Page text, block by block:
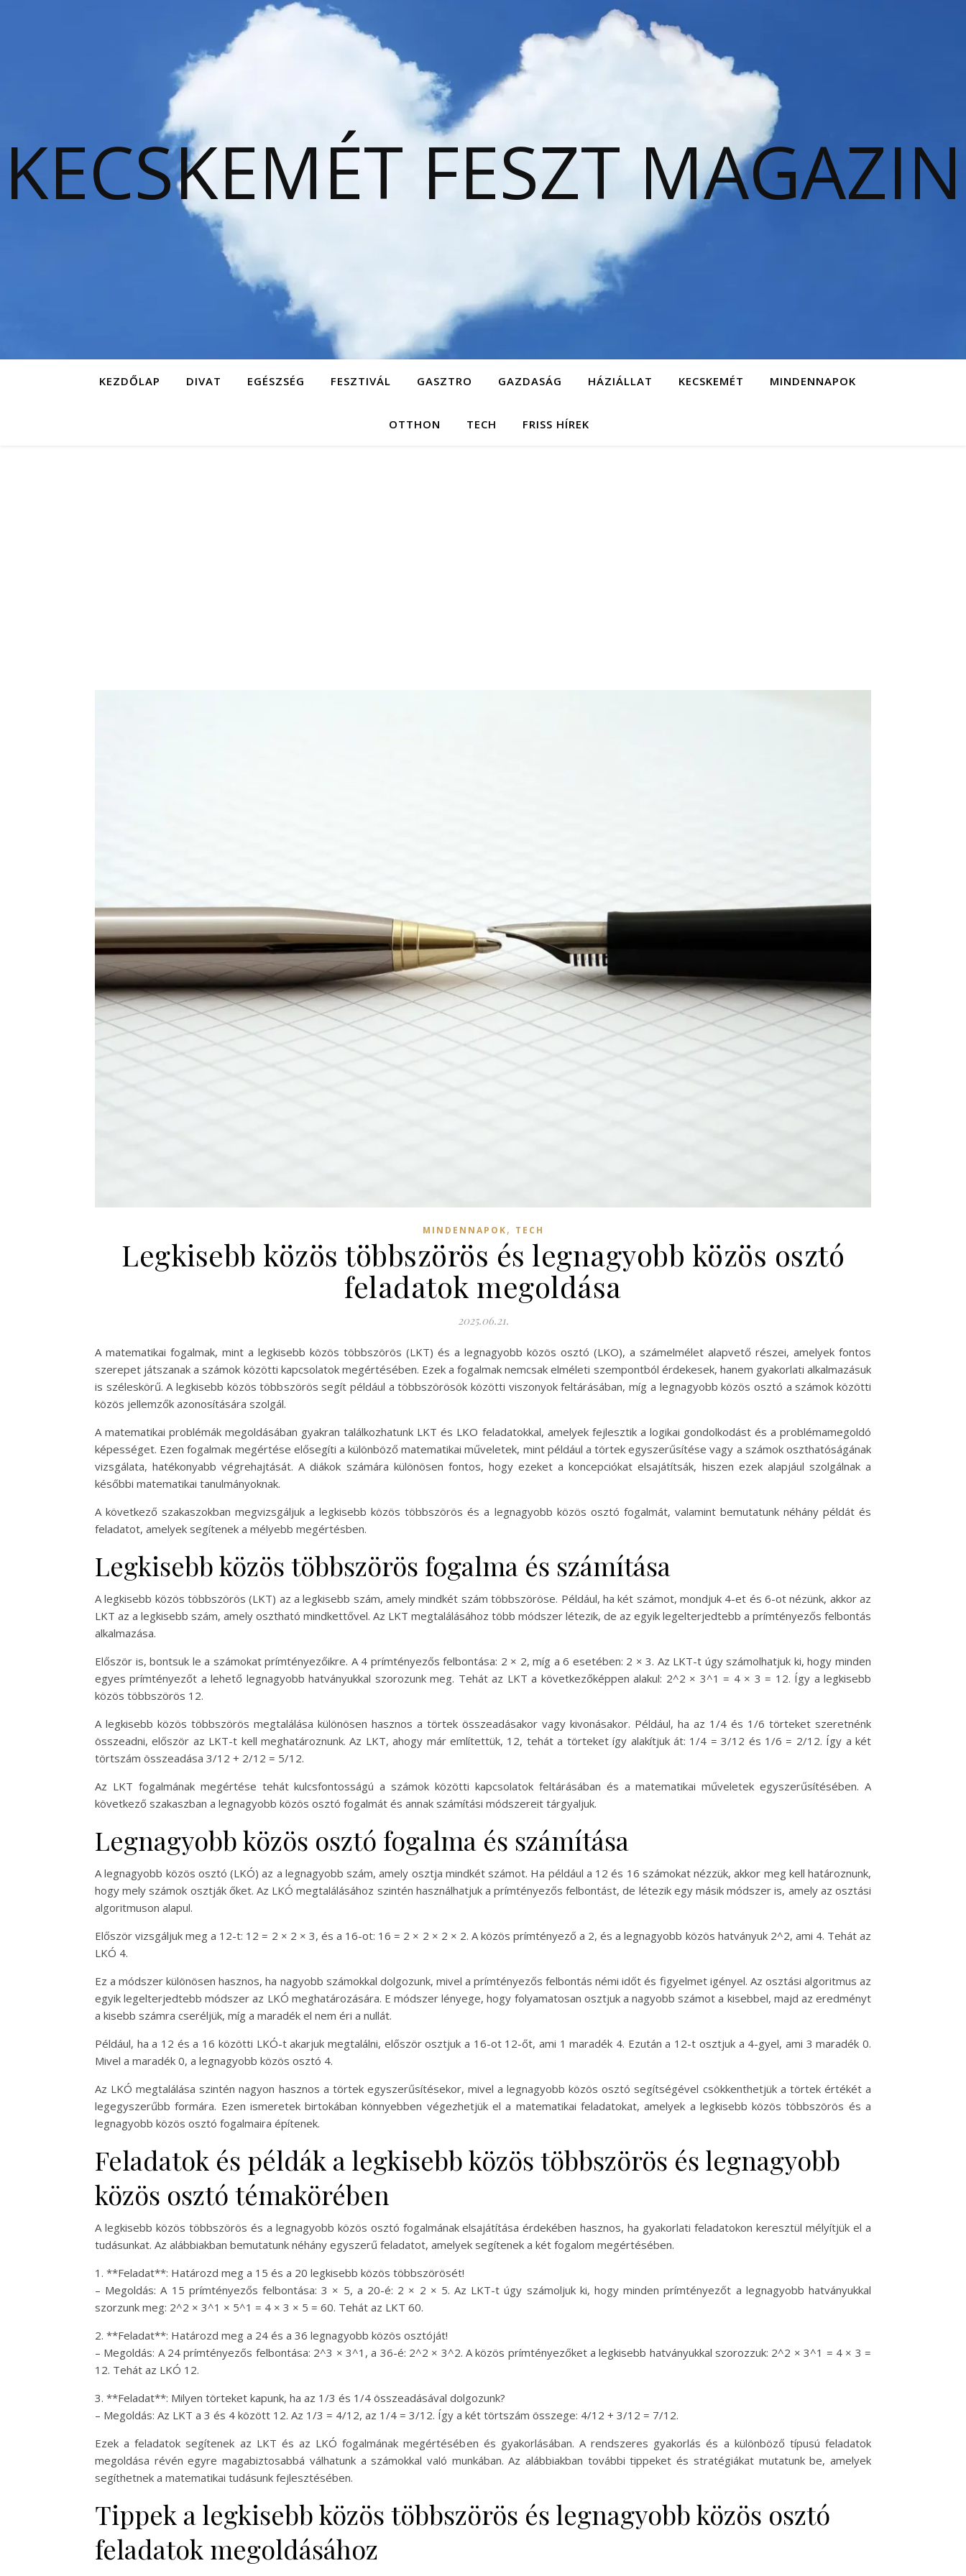
KECSKEMÉT FESZT MAGAZIN
KEZDŐLAP DIVAT EGÉSZSÉG FESZTIVÁL GASZTRO GAZDASÁG HÁZIÁLLAT KECSKEMÉT MINDENNAPOK
OTTHON TECH FRISS HÍREK
MINDENNAPOK, TECH
Legkisebb közös többszörös és legnagyobb közös osztó
feladatok megoldása
2025.06.21.
A matematikai fogalmak, mint a legkisebb közös többszörös (LKT) és a legnagyobb közös osztó (LKO), a számelmélet alapvető részei, amelyek fontos
szerepet játszanak a számok közötti kapcsolatok megértésében. Ezek a fogalmak nemcsak elméleti szempontból érdekesek, hanem gyakorlati alkalmazásuk
is széleskörű. A legkisebb közös többszörös segít például a többszörösök közötti viszonyok feltárásában, míg a legnagyobb közös osztó a számok közötti
közös jellemzők azonosítására szolgál.
A matematikai problémák megoldásában gyakran találkozhatunk LKT és LKO feladatokkal, amelyek fejlesztik a logikai gondolkodást és a problémamegoldó
képességet. Ezen fogalmak megértése elősegíti a különböző matematikai műveletek, mint például a törtek egyszerűsítése vagy a számok oszthatóságának
vizsgálata, hatékonyabb végrehajtását. A diákok számára különösen fontos, hogy ezeket a koncepciókat elsajátítsák, hiszen ezek alapjául szolgálnak a
későbbi matematikai tanulmányoknak.
A következő szakaszokban megvizsgáljuk a legkisebb közös többszörös és a legnagyobb közös osztó fogalmát, valamint bemutatunk néhány példát és
feladatot, amelyek segítenek a mélyebb megértésben.
Legkisebb közös többszörös fogalma és számítása
A legkisebb közös többszörös (LKT) az a legkisebb szám, amely mindkét szám többszöröse. Például, ha két számot, mondjuk 4-et és 6-ot nézünk, akkor az
LKT az a legkisebb szám, amely osztható mindkettővel. Az LKT megtalálásához több módszer létezik, de az egyik legelterjedtebb a prímtényezős felbontás
alkalmazása.
Először is, bontsuk le a számokat prímtényezőikre. A 4 prímtényezős felbontása: 2 × 2, míg a 6 esetében: 2 × 3. Az LKT-t úgy számolhatjuk ki, hogy minden
egyes prímtényezőt a lehető legnagyobb hatványukkal szorozunk meg. Tehát az LKT a következőképpen alakul: 2^2 × 3^1 = 4 × 3 = 12. Így a legkisebb
közös többszörös 12.
A legkisebb közös többszörös megtalálása különösen hasznos a törtek összeadásakor vagy kivonásakor. Például, ha az 1/4 és 1/6 törteket szeretnénk
összeadni, először az LKT-t kell meghatároznunk. Az LKT, ahogy már említettük, 12, tehát a törteket így alakítjuk át: 1/4 = 3/12 és 1/6 = 2/12. Így a két
törtszám összeadása 3/12 + 2/12 = 5/12.
Az LKT fogalmának megértése tehát kulcsfontosságú a számok közötti kapcsolatok feltárásában és a matematikai műveletek egyszerűsítésében. A
következő szakaszban a legnagyobb közös osztó fogalmát és annak számítási módszereit tárgyaljuk.
Legnagyobb közös osztó fogalma és számítása
A legnagyobb közös osztó (LKÓ) az a legnagyobb szám, amely osztja mindkét számot. Ha például a 12 és 16 számokat nézzük, akkor meg kell határoznunk,
hogy mely számok osztják őket. Az LKÓ megtalálásához szintén használhatjuk a prímtényezős felbontást, de létezik egy másik módszer is, amely az osztási
algoritmuson alapul.
Először vizsgáljuk meg a 12-t: 12 = 2 × 2 × 3, és a 16-ot: 16 = 2 × 2 × 2 × 2. A közös prímtényező a 2, és a legnagyobb közös hatványuk 2^2, ami 4. Tehát az
LKÓ 4.
Ez a módszer különösen hasznos, ha nagyobb számokkal dolgozunk, mivel a prímtényezős felbontás némi időt és figyelmet igényel. Az osztási algoritmus az
egyik legelterjedtebb módszer az LKÓ meghatározására. E módszer lényege, hogy folyamatosan osztjuk a nagyobb számot a kisebbel, majd az eredményt
a kisebb számra cseréljük, míg a maradék el nem éri a nullát.
Például, ha a 12 és a 16 közötti LKÓ-t akarjuk megtalálni, először osztjuk a 16-ot 12-őt, ami 1 maradék 4. Ezután a 12-t osztjuk a 4-gyel, ami 3 maradék 0.
Mivel a maradék 0, a legnagyobb közös osztó 4.
Az LKÓ megtalálása szintén nagyon hasznos a törtek egyszerűsítésekor, mivel a legnagyobb közös osztó segítségével csökkenthetjük a törtek értékét a
legegyszerűbb formára. Ezen ismeretek birtokában könnyebben végezhetjük el a matematikai feladatokat, amelyek a legkisebb közös többszörös és a
legnagyobb közös osztó fogalmaira építenek.
Feladatok és példák a legkisebb közös többszörös és legnagyobb
közös osztó témakörében
A legkisebb közös többszörös és a legnagyobb közös osztó fogalmának elsajátítása érdekében hasznos, ha gyakorlati feladatokon keresztül mélyítjük el a
tudásunkat. Az alábbiakban bemutatunk néhány egyszerű feladatot, amelyek segítenek a két fogalom megértésében.
1. **Feladat**: Határozd meg a 15 és a 20 legkisebb közös többszörösét!
– Megoldás: A 15 prímtényezős felbontása: 3 × 5, a 20-é: 2 × 2 × 5. Az LKT-t úgy számoljuk ki, hogy minden prímtényezőt a legnagyobb hatványukkal
szorzunk meg: 2^2 × 3^1 × 5^1 = 4 × 3 × 5 = 60. Tehát az LKT 60.
2. **Feladat**: Határozd meg a 24 és a 36 legnagyobb közös osztóját!
– Megoldás: A 24 prímtényezős felbontása: 2^3 × 3^1, a 36-é: 2^2 × 3^2. A közös prímtényezőket a legkisebb hatványukkal szorozzuk: 2^2 × 3^1 = 4 × 3 =
12. Tehát az LKÓ 12.
3. **Feladat**: Milyen törteket kapunk, ha az 1/3 és 1/4 összeadásával dolgozunk?
– Megoldás: Az LKT a 3 és 4 között 12. Az 1/3 = 4/12, az 1/4 = 3/12. Így a két törtszám összege: 4/12 + 3/12 = 7/12.
Ezek a feladatok segítenek az LKT és az LKÓ fogalmának megértésében és gyakorlásában. A rendszeres gyakorlás és a különböző típusú feladatok
megoldása révén egyre magabiztosabbá válhatunk a számokkal való munkában. Az alábbiakban további tippeket és stratégiákat mutatunk be, amelyek
segíthetnek a matematikai tudásunk fejlesztésében.
Tippek a legkisebb közös többszörös és legnagyobb közös osztó
feladatok megoldásához